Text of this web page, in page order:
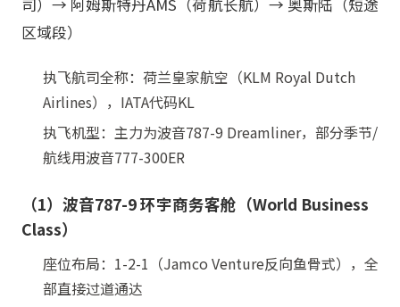
区域段）
执飞航司全称：荷兰皇家航空（KLM Royal Dutch
Airlines），IATA代码KL
执飞机型：主力为波音787-9 Dreamliner，部分季节/
航线用波音777-300ER
（1）波音787-9 环宇商务客舱（World Business
Class）
座位布局：1-2-1（Jamco Venture反向鱼骨式），全
部直接过道通达